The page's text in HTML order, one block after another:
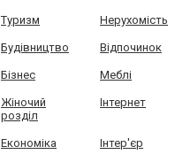
Туризм Нерухомість
Будівництво Відпочинок
Бізнес Меблі
Жіночий
розділ
Інтернет
Економіка Інтер'єр